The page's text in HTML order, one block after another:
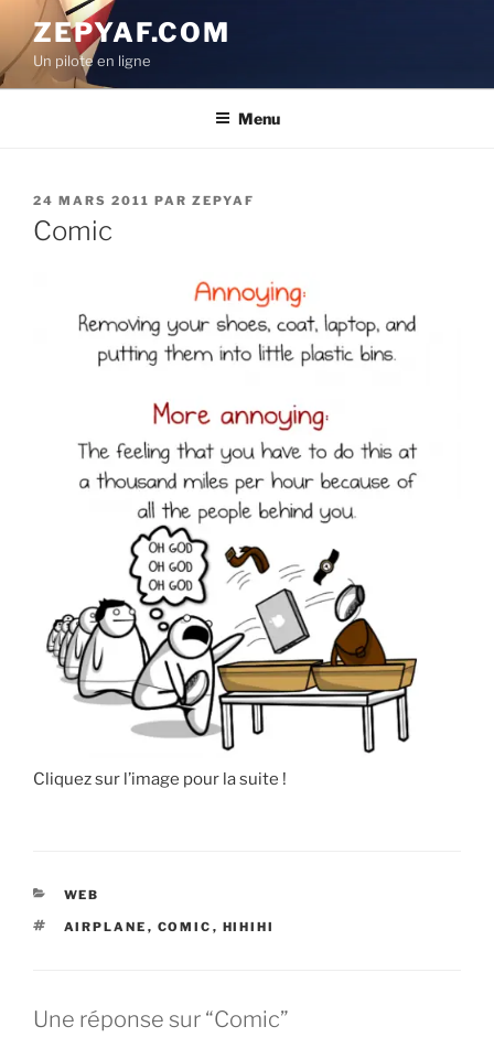
contenu
principal
ZEPYAF.COM
Un pilote en ligne
Menu
PUBLIÉ
LE
24 MARS 2011 PAR ZEPYAF
Comic
Cliquez sur l’image pour la suite !
CATÉGORIES
WEB
ÉTIQUETTES
AIRPLANE , COMIC , HIHIHI
Une réponse sur “Comic”